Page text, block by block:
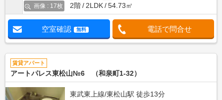
画像 : 17枚
2階
2LDK 54.73㎡
空室確認 無料 電話で問合せ
賃貸アパート
アートパレス東松山№6 （和泉町1-32）
東武東上線/東松山駅 徒歩13分